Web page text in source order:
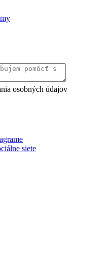
osobných údajov
siete